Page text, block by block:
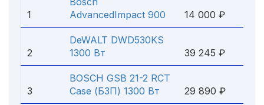
1
AdvancedImpact 900
14 000 ₽
2
DeWALT DWD530KS
1300 Вт
39 245 ₽
3
BOSCH GSB 21-2 RCT
Case (БЗП) 1300 Вт
29 890 ₽